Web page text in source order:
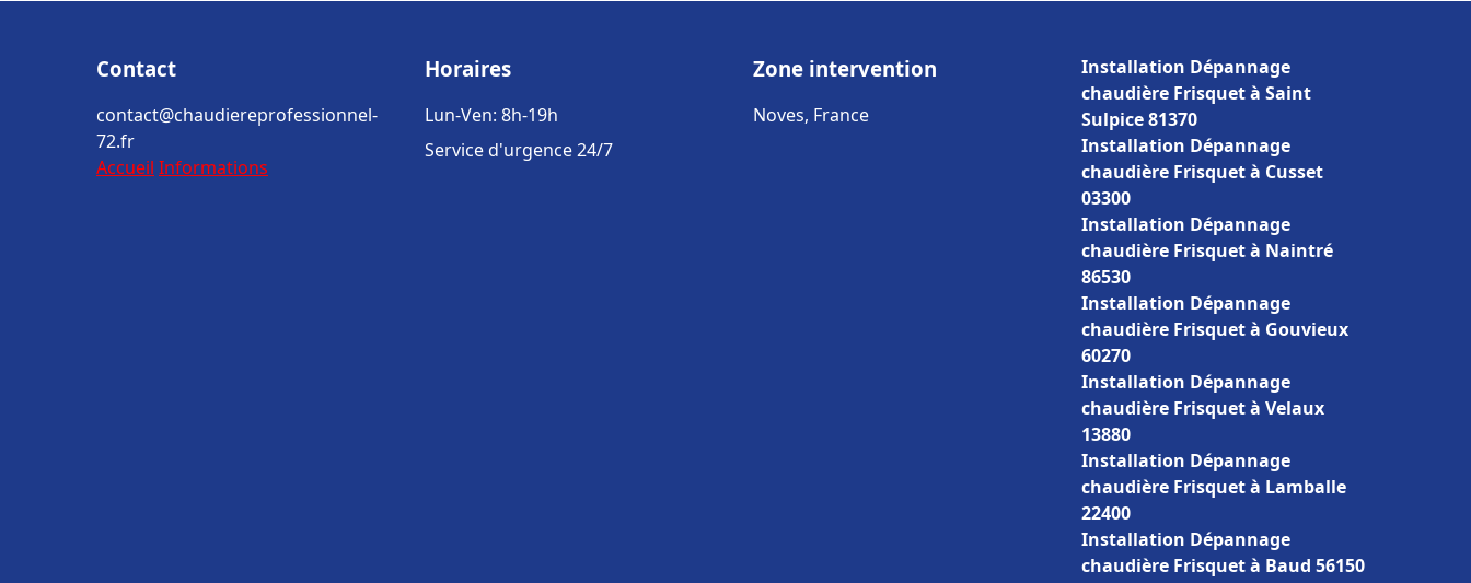
Contact
contact@chaudiereprofessionnel-
72.fr
Accueil Informations
Horaires
Lun-Ven: 8h-19h
Service d'urgence 24/7
Zone intervention
Noves, France
Installation Dépannage
chaudière Frisquet à Saint
Sulpice 81370
Installation Dépannage
chaudière Frisquet à Cusset
03300
Installation Dépannage
chaudière Frisquet à Naintré
86530
Installation Dépannage
chaudière Frisquet à Gouvieux
60270
Installation Dépannage
chaudière Frisquet à Velaux
13880
Installation Dépannage
chaudière Frisquet à Lamballe
22400
Installation Dépannage
chaudière Frisquet à Baud 56150